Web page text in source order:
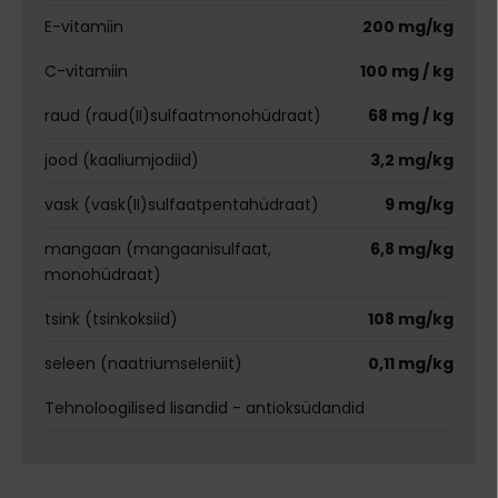
E-vitamiin
200 mg/kg
C-vitamiin
100 mg / kg
raud (raud(II)sulfaatmonohüdraat)
68 mg / kg
jood (kaaliumjodiid)
3,2 mg/kg
vask (vask(II)sulfaatpentahüdraat)
9 mg/kg
mangaan (mangaanisulfaat,
monohüdraat)
6,8 mg/kg
tsink (tsinkoksiid)
108 mg/kg
seleen (naatriumseleniit)
0,11 mg/kg
Tehnoloogilised lisandid - antioksüdandid